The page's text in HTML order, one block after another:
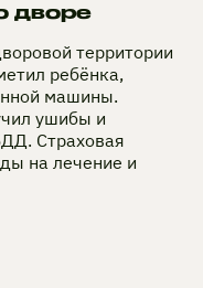
дворе
территории
ребёнка,
машины.
ушибы и
Страховая
на лечение и